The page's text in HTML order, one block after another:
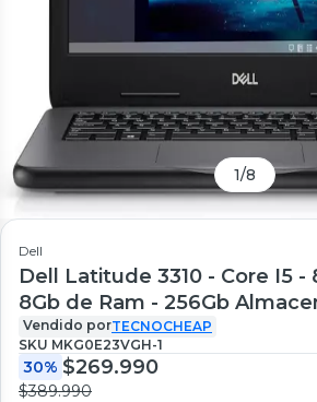
1/8
Dell
Dell Latitude 3310 - Core I5 -
8Gb de Ram - 256Gb
Ssd - Reacondicionado
Vendido porTECNOCHEAP
SKU MKG0E23VGH-1
30% $269.990
$389.990